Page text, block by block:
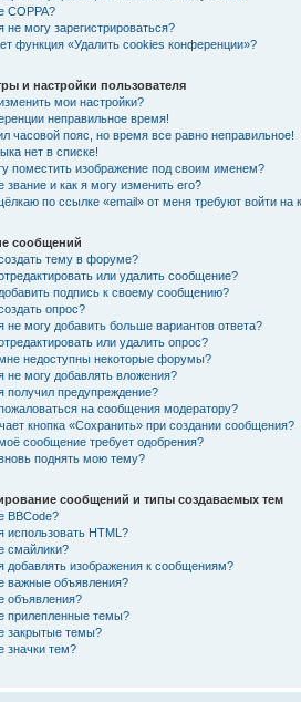
COPPA?
не могу зарегистрироваться?
функция «Удалить cookies конференции»?
и настройки пользователя
мои настройки?
неправильное время!
часовой пояс, но время все равно неправильное!
нет в списке!
поместить изображение под своим именем?
звание и как я могу изменить его?
по ссылке «email» от меня требуют войти на
сообщений
тему в форуме?
или удалить сообщение?
подпись к своему сообщению?
опрос?
не могу добавить больше вариантов ответа?
или удалить опрос?
недоступны некоторые форумы?
не могу добавлять вложения?
получил предупреждение?
на сообщения модератору?
кнопка «Сохранить» при создании сообщения?
сообщение требует одобрения?
поднять мою тему?
сообщений и типы создаваемых тем
BBCode?
использовать HTML?
смайлики?
добавлять изображения к сообщениям?
важные объявления?
объявления?
прилепленные темы?
закрытые темы?
значки тем?